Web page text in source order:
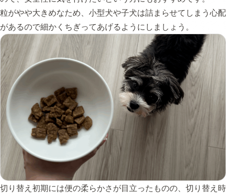
粒がやや大きめなため、小型犬や子犬は詰まらせてしまう心配
があるので細かくちぎってあげるようにしましょう。
切り替え初期には便の柔らかさが目立ったものの、切り替え時